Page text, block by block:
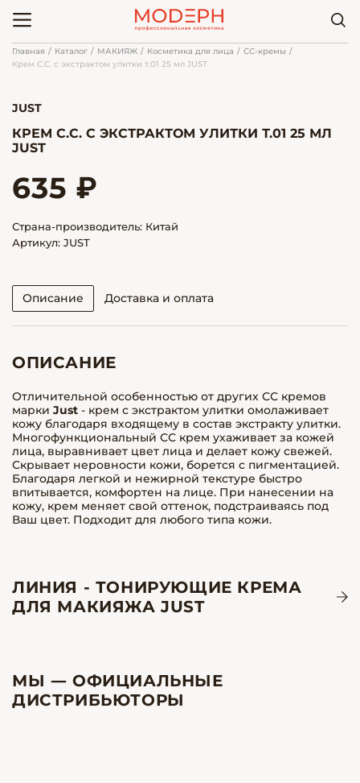
Главная Каталог МАКИЯЖ Косметика для лица
СС-кремы
Крем С.С. с экстрактом улитки т.01 25 мл JUST
JUST
КРЕМ С.С. С ЭКСТРАКТОМ УЛИТКИ Т.01 25 МЛ
JUST
635 ₽
Страна-производитель: Китай
Артикул: JUST
Описание Доставка и оплата
ОПИСАНИЕ
Отличительной особенностью от других СС кремов
марки Just - крем с экстрактом улитки омолаживает
кожу благодаря входящему в состав экстракту улитки.
Многофункциональный СС крем ухаживает за кожей
лица, выравнивает цвет лица и делает кожу свежей.
Скрывает неровности кожи, борется с пигментацией.
Благодаря легкой и нежирной текстуре быстро
впитывается, комфортен на лице. При нанесении на
кожу, крем меняет свой оттенок, подстраиваясь под
Ваш цвет. Подходит для любого типа кожи.
ЛИНИЯ - ТОНИРУЮЩИЕ КРЕМА
ДЛЯ МАКИЯЖА JUST
МЫ — ОФИЦИАЛЬНЫЕ
ДИСТРИБЬЮТОРЫ